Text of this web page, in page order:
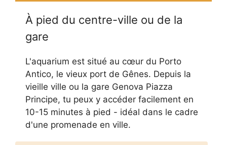
À pied du centre-ville ou de la
gare
L'aquarium est situé au cœur du Porto
Antico, le vieux port de Gênes. Depuis la
vieille ville ou la gare Genova Piazza
Principe, tu peux y accéder facilement en
10-15 minutes à pied - idéal dans le cadre
d'une promenade en ville.